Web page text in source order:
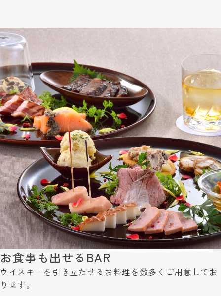
お食事も出せるBAR
ウイスキーを引き立たせるお料理を数多くご用意してお
ります。